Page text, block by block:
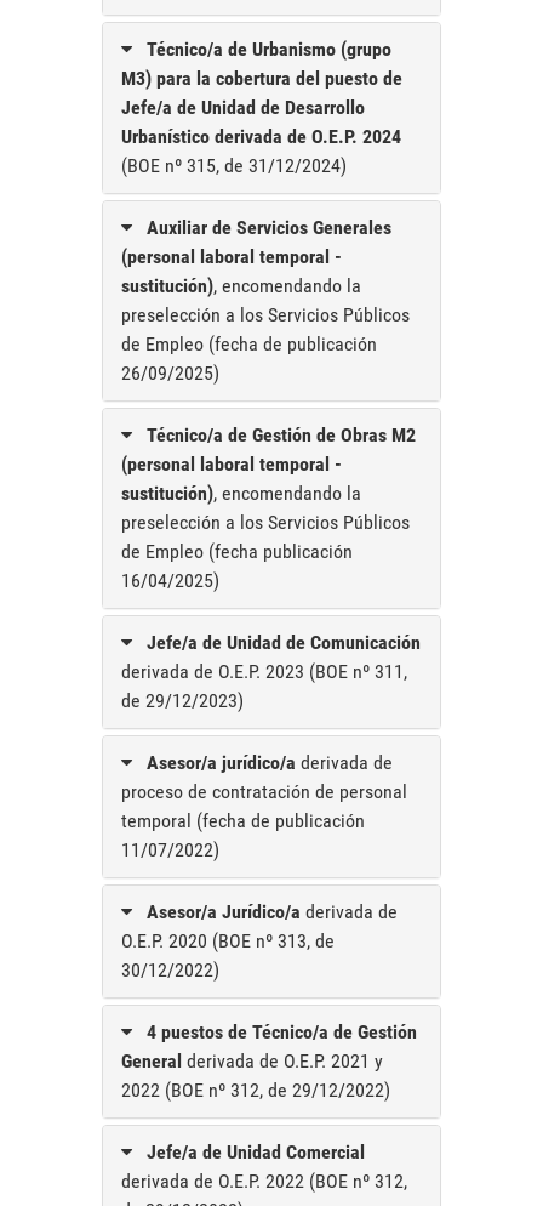
Técnico/a de Urbanismo (grupo
M3) para la cobertura del puesto de
Jefe/a de Unidad de Desarrollo
Urbanístico derivada de O.E.P. 2024
(BOE nº 315, de 31/12/2024)
Auxiliar de Servicios Generales
(personal laboral temporal -
sustitución), encomendando la
preselección a los Servicios Públicos
de Empleo (fecha de publicación
26/09/2025)
Técnico/a de Gestión de Obras M2
(personal laboral temporal -
sustitución), encomendando la
preselección a los Servicios Públicos
de Empleo (fecha publicación
16/04/2025)
Jefe/a de Unidad de Comunicación
derivada de O.E.P. 2023 (BOE nº 311,
de 29/12/2023)
Asesor/a jurídico/a derivada de
proceso de contratación de personal
temporal (fecha de publicación
11/07/2022)
Asesor/a Jurídico/a derivada de
O.E.P. 2020 (BOE nº 313, de
30/12/2022)
4 puestos de Técnico/a de Gestión
General derivada de O.E.P. 2021 y
2022 (BOE nº 312, de 29/12/2022)
Jefe/a de Unidad Comercial
derivada de O.E.P. 2022 (BOE nº 312,